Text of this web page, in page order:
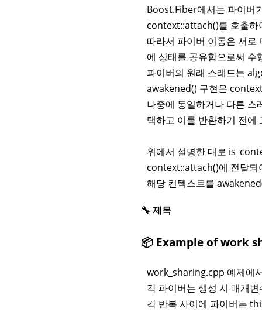
Boost.Fiber에서는 파이버
context::attach()를 호출하
따라서 파이버 이동은 서
에 상태를 공유함으로써 수
파이버의 원래 스레드는
awakened() 구현은
나중에 동일하거나 다른
택하고 이를 반환하기 전
위에서 설명한 대로
context::attach()에 전달되
해당 컨텍스트를
🔧 제목
📦 Example of work
work_sharing.cpp 예제에
각 파이버는 생성 시 매개
각 반복 사이에 파이버는